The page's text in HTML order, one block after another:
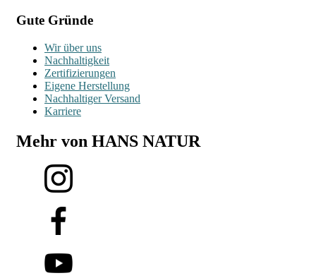
Gute Gründe
Wir über uns
Nachhaltigkeit
Zertifizierungen
Eigene Herstellung
Nachhaltiger Versand
Karriere
Mehr von HANS NATUR